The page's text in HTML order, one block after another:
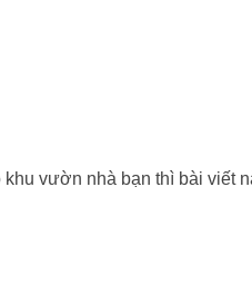
khu vườn nhà bạn thì bài viết